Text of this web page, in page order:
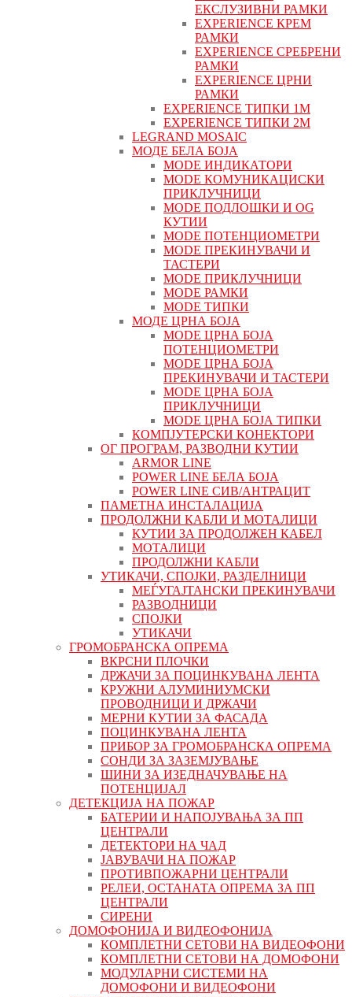
ЕКСЛУЗИВНИ РАМКИ
EXPERIENCE КРЕМ
РАМКИ
EXPERIENCE СРЕБРЕНИ
РАМКИ
EXPERIENCE ЦРНИ
РАМКИ
EXPERIENCE ТИПКИ 1M
EXPERIENCE ТИПКИ 2М
LEGRAND MOSAIC
МОДЕ БЕЛА БОЈА
MODE ИНДИКАТОРИ
MODE КОМУНИКАЦИСКИ
ПРИКЛУЧНИЦИ
MODE ПОДЛОШКИ И OG
КУТИИ
MODE ПОТЕНЦИОМЕТРИ
MODE ПРEКИНУВАЧИ И
ТАСТЕРИ
MODE ПРИКЛУЧНИЦИ
MODE РАМКИ
MODE ТИПКИ
МОДЕ ЦРНА БОЈА
MODE ЦРНА БОЈА
ПОТЕНЦИОМЕТРИ
MODE ЦРНА БОЈА
ПРЕКИНУВАЧИ И ТАСТЕРИ
MODE ЦРНА БОЈА
ПРИКЛУЧНИЦИ
MODE ЦРНА БОЈА ТИПКИ
КОМПЈУТЕРСКИ КОНЕКТОРИ
ОГ ПРОГРАМ, РАЗВОДНИ КУТИИ
ARMOR LINE
POWER LINE БЕЛА БОЈА
POWER LINE СИВ/АНТРАЦИТ
ПАМЕТНА ИНСТАЛАЦИЈА
ПРОДОЛЖНИ КАБЛИ И МОТАЛИЦИ
КУТИИ ЗА ПРОДОЛЖЕН КАБЕЛ
МОТАЛИЦИ
ПРОДОЛЖНИ КАБЛИ
УТИКАЧИ, СПОЈКИ, РАЗДЕЛНИЦИ
МЕЃУГАЈТАНСКИ ПРЕКИНУВАЧИ
РАЗВОДНИЦИ
СПОЈКИ
УТИКАЧИ
ГРОМОБРАНСКА ОПРЕМА
ВКРСНИ ПЛОЧКИ
ДРЖАЧИ ЗА ПОЦИНКУВАНА ЛЕНТА
КРУЖНИ АЛУМИНИУМСКИ
ПРОВОДНИЦИ И ДРЖАЧИ
МЕРНИ КУТИИ ЗА ФАСАДА
ПОЦИНКУВАНА ЛЕНТА
ПРИБОР ЗА ГРОМОБРАНСКА ОПРЕМА
СОНДИ ЗА ЗАЗЕМЈУВАЊЕ
ШИНИ ЗА ИЗЕДНАЧУВАЊЕ НА
ПОТЕНЦИЈАЛ
ДЕТЕКЦИЈА НА ПОЖАР
БАТЕРИИ И НАПОЈУВАЊА ЗА ПП
ЦЕНТРАЛИ
ДЕТЕКТОРИ НА ЧАД
ЈАВУВАЧИ НА ПОЖАР
ПРОТИВПОЖАРНИ ЦЕНТРАЛИ
РЕЛЕИ, ОСТАНАТА ОПРЕМА ЗА ПП
ЦЕНТРАЛИ
СИРЕНИ
ДОМОФОНИЈА И ВИДЕОФОНИЈА
КОМПЛЕТНИ СЕТОВИ НА ВИДЕОФОНИ
КОМПЛЕТНИ СЕТОВИ НА ДОМОФОНИ
МОДУЛАРНИ СИСТЕМИ НА
ДОМОФОНИ И ВИДЕОФОНИ